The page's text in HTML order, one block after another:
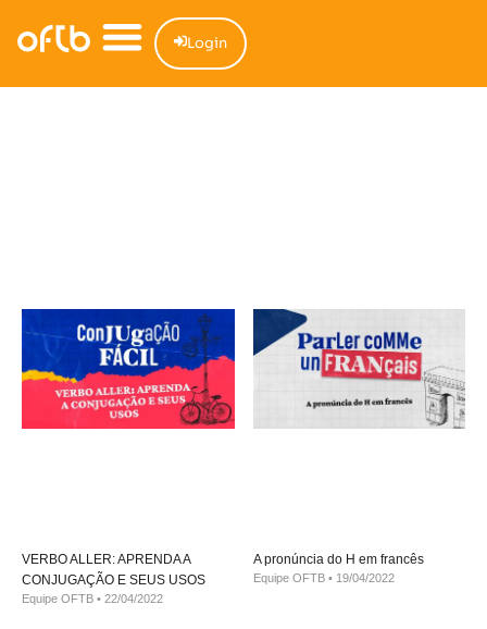
Login
VERBO ALLER: APRENDA A
CONJUGAÇÃO E SEUS USOS
Equipe OFTB 22/04/2022
A pronúncia do H em francês
Equipe OFTB 19/04/2022